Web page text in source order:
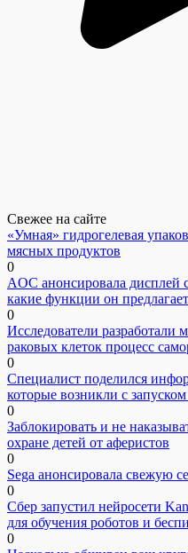
Свежее на сайте
«Умная» гидрогелевая
мясных продуктов
0
AOC анонсировала
какие функции он предлагает
0
Исследователи разработали
раковых клеток процесс
0
Специалист поделился
которые возникли с
0
Заблокировать и не
охране детей от аферистов
0
Sega анонсировала свежую
0
Сбер запустил нейросети
для обучения роботов и
0